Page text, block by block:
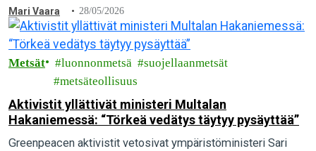
Mari Vaara 28/05/2026
Metsät luonnonmetsä
suojellaanmetsät
metsäteollisuus
Aktivistit yllättivät ministeri Multalan
Hakaniemessä: “Törkeä vedätys täytyy pysäyttää”
Greenpeacen aktivistit vetosivat ympäristöministeri Sari